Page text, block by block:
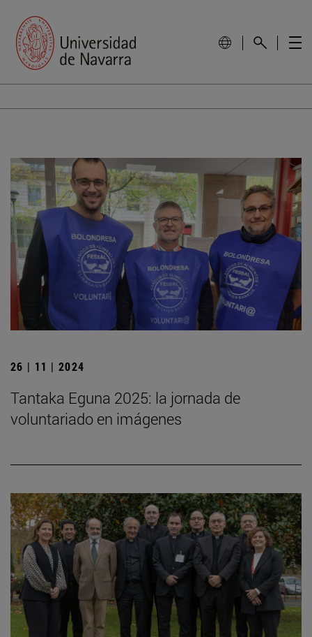
26 | 11 | 2024
Tantaka Eguna 2025: la jornada de
voluntariado en imágenes